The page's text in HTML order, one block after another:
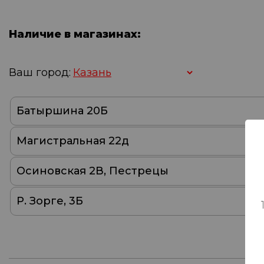
Наличие в магазинах:
Ваш город:
Батыршина 20Б
Магистральная 22д
Осиновская 2В, Пестрецы
Р. Зорге, 3Б